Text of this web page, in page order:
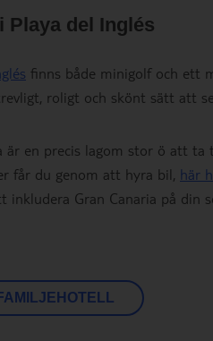
Playa del Inglés
finns både minigolf och ett
roligt och skönt sätt att
är en precis lagom stor ö att
får du genom att hyra bil, här
inkludera Gran Canaria på din